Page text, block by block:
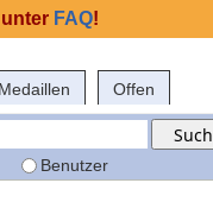
Medaillen Offen
Benutzer
FAQ!